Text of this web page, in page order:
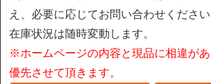
え、必要に応じてお問い合わせください
在庫状況は随時変動します。
※ホームページの内容と現品に相違が
優先させて頂きます。